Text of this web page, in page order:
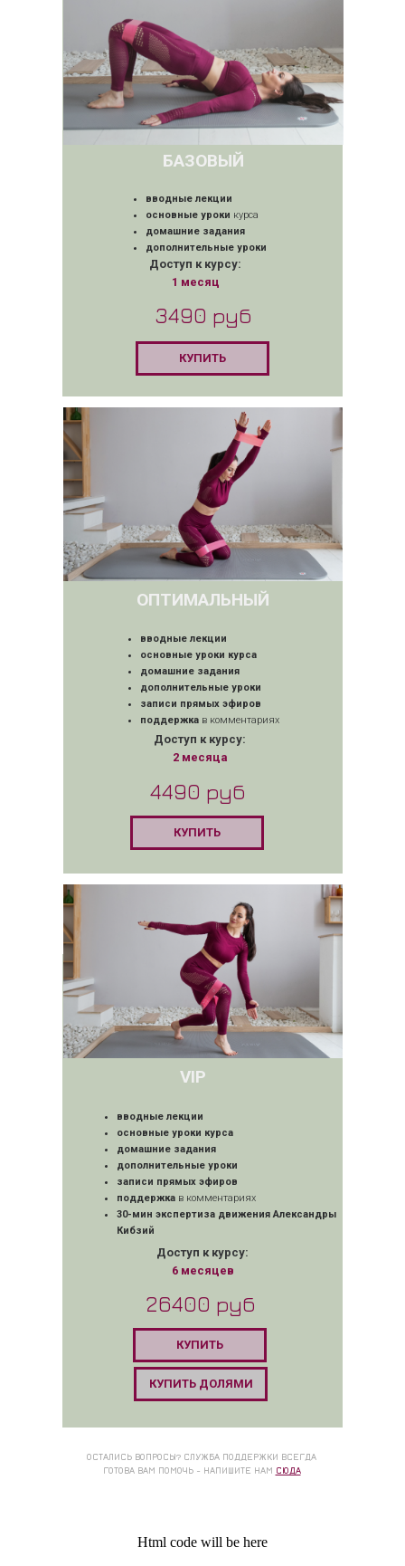
БАЗОВЫЙ
3490 руб
4490 руб
вводные лекции
основные уроки курса
домашние задания
дополнительные уроки
записи прямых эфиров
поддержка в комментариях
ОСТАЛИСЬ ВОПРОСЫ? СЛУЖБА ПОДДЕРЖКИ ВСЕГДА
ГОТОВА ВАМ ПОМОЧЬ - НАПИШИТЕ НАМ СЮДА
вводные лекции
основные уроки курса
домашние задания
дополнительные уроки
КУПИТЬ
КУПИТЬ
VIP
26400 руб
вводные лекции
основные уроки курса
домашние задания
дополнительные уроки
записи прямых эфиров
поддержка в комментариях
30-мин экспертиза движения Александры
Кибзий
КУПИТЬ
ОПТИМАЛЬНЫЙ
КУПИТЬ ДОЛЯМИ
Доступ к курсу:
2 месяца
Доступ к курсу:
1 месяц
Доступ к курсу:
6 месяцев
Html code will be here